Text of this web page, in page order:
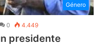
Género
0 4.449
presidente